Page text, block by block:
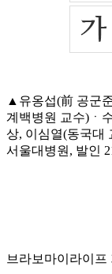
▲유옹섭(前 공군
계백병원 교수)ㆍ
상, 이심열(동국대
서울대병원, 발인
브라보마이라이프